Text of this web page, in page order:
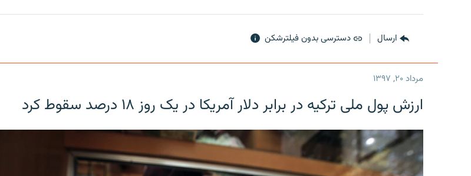
ارسال دسترسی بدون فیلترشکن
مرداد ۲۰, ۱۳۹۷
ارزش پول ملی ترکیه در برابر دلار آمریکا در یک روز ۱۸ درصد سقوط کرد